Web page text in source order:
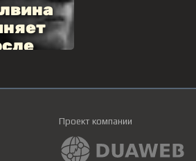
Проект компании